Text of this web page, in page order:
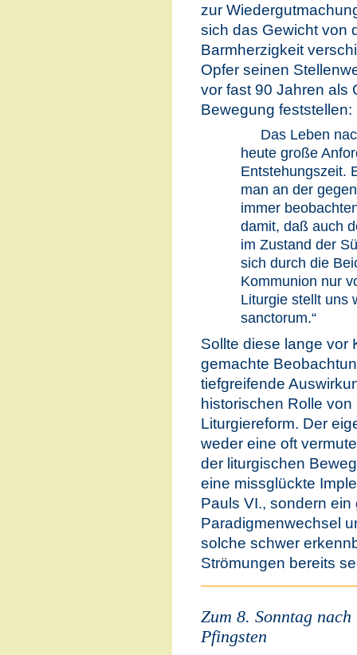
zur
sich das Gewicht von
Barmherzigkeit
Opfer seinen
vor fast 90 Jahren als
Bewegung feststellen:
Das Leben
heute große
Entstehungszeit.
man an der
immer
damit, daß auch
im Zustand der
sich durch die
Kommunion nur
Liturgie stellt uns
sanctorum.“
Sollte diese lange vor
gemachte
tiefgreifende
historischen Rolle
Liturgiereform. Der
weder eine oft
der liturgischen
eine missglückte
Pauls VI., sondern
Paradigmenwechsel
solche schwer
Strömungen bereits
Zum 8. Sonntag nach
Pfingsten